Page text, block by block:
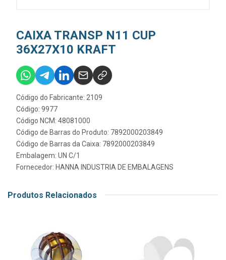
CAIXA TRANSP N11 CUP
36X27X10 KRAFT
Código do Fabricante: 2109
Código: 9977
Código NCM: 48081000
Código de Barras do Produto: 7892000203849
Código de Barras da Caixa: 7892000203849
Embalagem: UN C/1
Fornecedor: HANNA INDUSTRIA DE EMBALAGENS
Produtos Relacionados